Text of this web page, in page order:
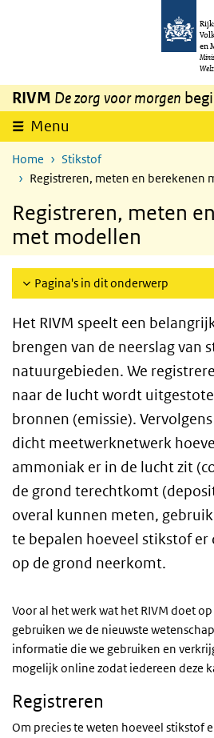
Overslaan en naar de inhoud gaan
en
RIVM De zorg voor morgen
Menu
Home
Stikstof
Registreren, meten en berekenen
Registreren, meten
met modellen
Pagina's in dit onderwerp
Het RIVM speelt een
brengen van de neerslag van
natuurgebieden. We
naar de lucht wordt
bronnen (emissie).
dicht meetwerknetwerk
ammoniak er in de lucht zit
de grond terechtkomt
overal kunnen meten,
te bepalen hoeveel stikstof er
op de grond neerkomt.
Voor al het werk wat het RIVM doet
gebruiken we de nieuwste
informatie die we gebruiken en
mogelijk online zodat iedereen deze
Registreren
Om precies te weten hoeveel stikstof